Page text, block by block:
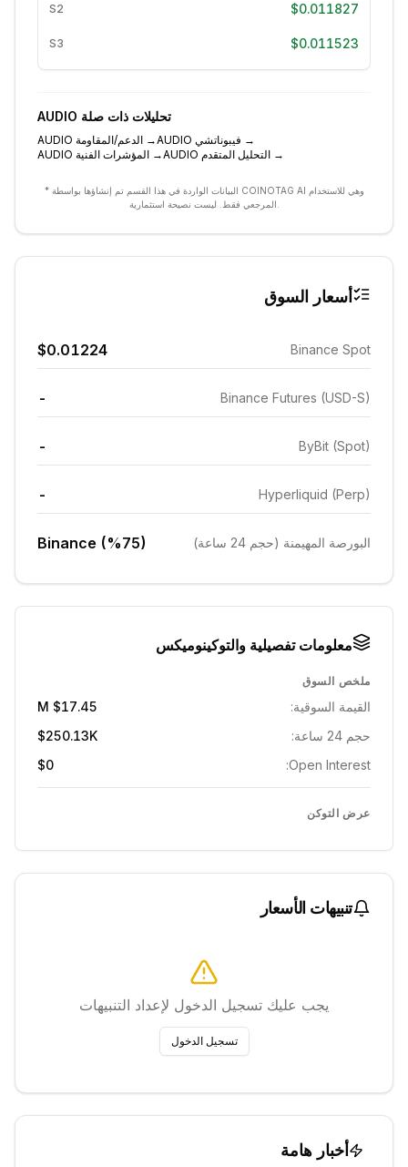
S2 $0.011827
S3 $0.011523
AUDIO تحليلات ذات صلة
AUDIO الدعم/المقاومة →AUDIO فيبوناتشي →
AUDIO المؤشرات الفنية →AUDIO التحليل المتقدم →
* البيانات الواردة في هذا القسم تم إنشاؤها بواسطة COINOTAG AI وهي للاستخدام
أسعار السوق
Binance Spot
$0.01224
Binance Futures (USD-S)
-
ByBit (Spot)
-
Hyperliquid (Perp)
-
البورصة المهيمنة (حجم 24 ساعة) Binance (%75)
معلومات تفصيلية والتوكينوميكس
ملخص السوق
القيمة السوقية:
$17.45 M
حجم 24 ساعة:
$250.13K
Open Interest:
$0
عرض التوكن
تنبيهات الأسعار
يجب عليك تسجيل الدخول لإعداد التنبيهات
تسجيل الدخول
أخبار هامة